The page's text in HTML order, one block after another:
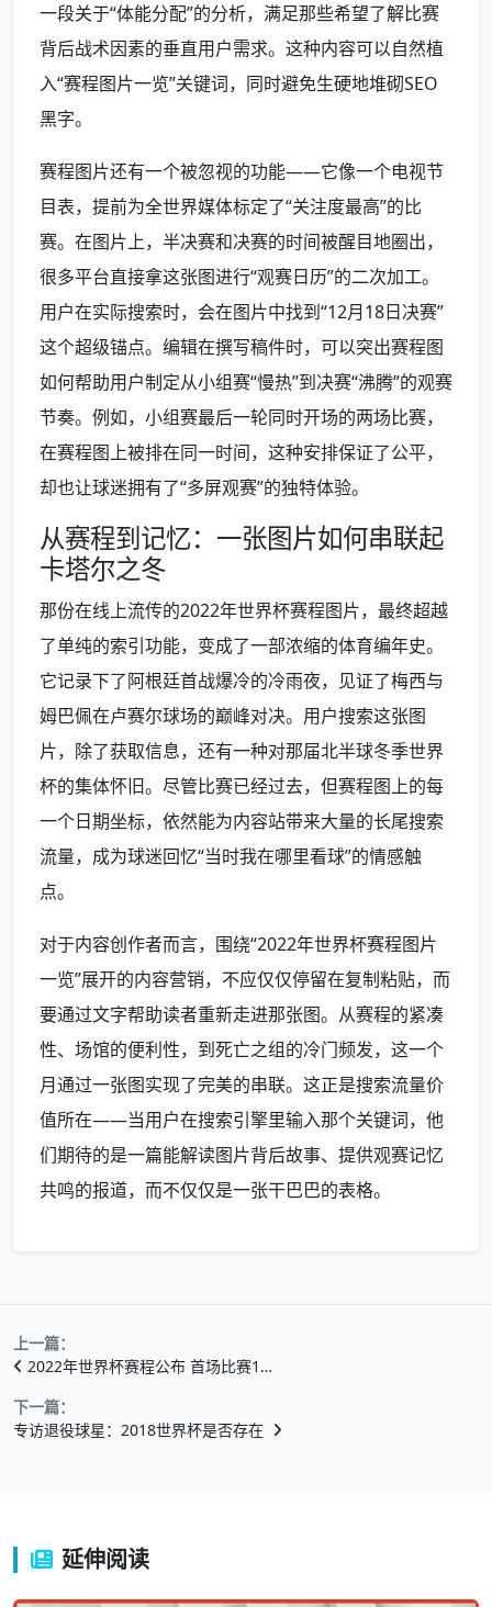
一段关于“体能分配”的分析，满足那些希望了解比赛
背后战术因素的垂直用户需求。这种内容可以自然植
入“赛程图片一览”关键词，同时避免生硬地堆砌SEO
黑字。
赛程图片还有一个被忽视的功能——它像一个电视节
目表，提前为全世界媒体标定了“关注度最高”的比
赛。在图片上，半决赛和决赛的时间被醒目地圈出，
很多平台直接拿这张图进行“观赛日历”的二次加工。
用户在实际搜索时，会在图片中找到“12月18日决赛”
这个超级锚点。编辑在撰写稿件时，可以突出赛程图
如何帮助用户制定从小组赛“慢热”到决赛“沸腾”的观赛
节奏。例如，小组赛最后一轮同时开场的两场比赛，
在赛程图上被排在同一时间，这种安排保证了公平，
却也让球迷拥有了“多屏观赛”的独特体验。
从赛程到记忆：一张图片如何串联起
卡塔尔之冬
那份在线上流传的2022年世界杯赛程图片，最终超越
了单纯的索引功能，变成了一部浓缩的体育编年史。
它记录下了阿根廷首战爆冷的冷雨夜，见证了梅西与
姆巴佩在卢赛尔球场的巅峰对决。用户搜索这张图
片，除了获取信息，还有一种对那届北半球冬季世界
杯的集体怀旧。尽管比赛已经过去，但赛程图上的每
一个日期坐标，依然能为内容站带来大量的长尾搜索
流量，成为球迷回忆“当时我在哪里看球”的情感触
点。
对于内容创作者而言，围绕“2022年世界杯赛程图片
一览”展开的内容营销，不应仅仅停留在复制粘贴，而
要通过文字帮助读者重新走进那张图。从赛程的紧凑
性、场馆的便利性，到死亡之组的冷门频发，这一个
月通过一张图实现了完美的串联。这正是搜索流量价
值所在——当用户在搜索引擎里输入那个关键词，他
们期待的是一篇能解读图片背后故事、提供观赛记忆
共鸣的报道，而不仅仅是一张干巴巴的表格。
上一篇：
2022年世界杯赛程公布 首场比赛1…
下一篇：
专访退役球星：2018世界杯是否存在
延伸阅读